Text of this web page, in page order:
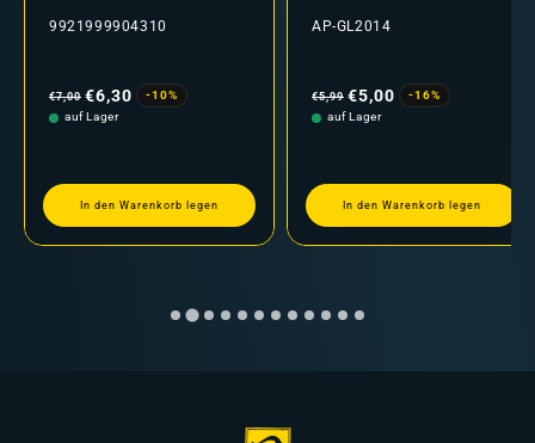
9921999904310
Preis
€7,00 €6,30
-10%
auf Lager
In den Warenkorb legen
AP-GL2014
Preis
€5,99 €5,00
-16%
auf Lager
In den Warenkorb legen